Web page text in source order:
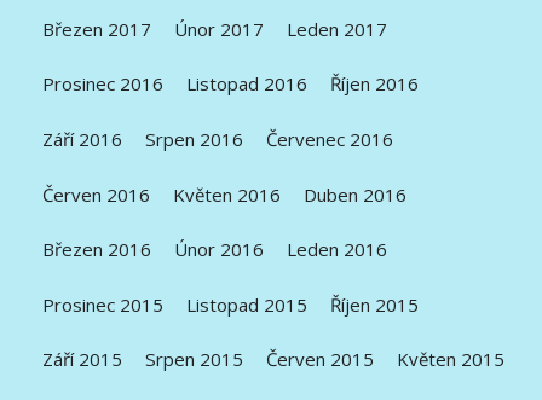
Březen 2017 Únor 2017 Leden 2017
Prosinec 2016 Listopad 2016 Říjen 2016
Září 2016 Srpen 2016 Červenec 2016
Červen 2016 Květen 2016 Duben 2016
Březen 2016 Únor 2016 Leden 2016
Prosinec 2015 Listopad 2015 Říjen 2015
Září 2015 Srpen 2015 Červen 2015 Květen 2015